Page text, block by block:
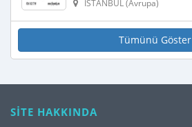
İSTANBUL (Avrupa)
Tümünü Göster
SİTE HAKKINDA